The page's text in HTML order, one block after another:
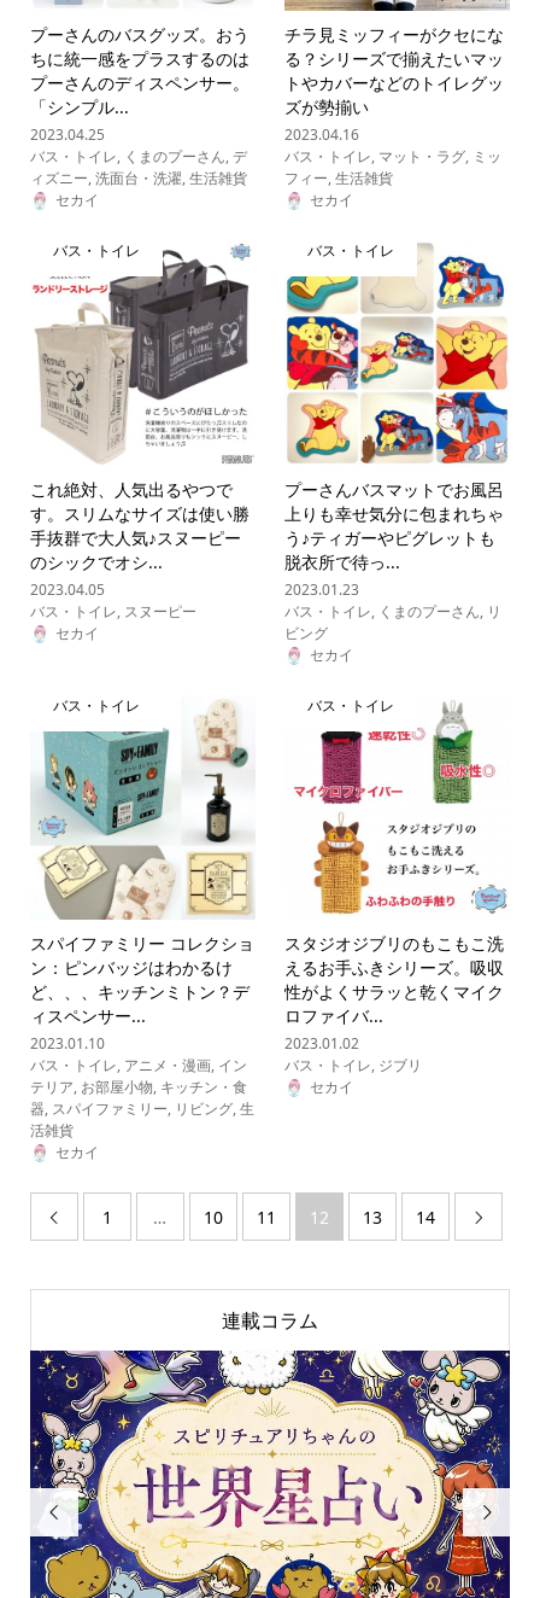
プーさんのバスグッズ。おう
ちに統一感をプラスするのは
プーさんのディスペンサー。
「シンプル...
2023.04.25
バス・トイレ, くまのプーさん,デ
ィズニー,洗面台・洗濯,生活雑貨
セカイ
チラ見ミッフィーがクセにな
る？シリーズで揃えたいマッ
トやカバーなどのトイレグッ
ズが勢揃い
2023.04.16
バス・トイレ, マット・ラグ, ミッ
フィー,生活雑貨
セカイ
バス・トイレ
これ絶対、人気出るやつで
す。スリムなサイズは使い勝
手抜群で大人気♪スヌーピー
のシックでオシ...
2023.04.05
バス・トイレ, スヌーピー
セカイ
バス・トイレ
プーさんバスマットでお風呂
上りも幸せ気分に包まれちゃ
う♪ティガーやピグレットも
脱衣所で待っ...
2023.01.23
バス・トイレ, くまのプーさん, リ
ビング
セカイ
バス・トイレ
スパイファミリー コレクショ
ン：ピンバッジはわかるけ
ど、、、キッチンミトン？デ
ィスペンサー...
2023.01.10
バス・トイレ, アニメ・漫画, イン
テリア, お部屋小物, キッチン・食
器, スパイファミリー, リビング,生
活雑貨
セカイ
バス・トイレ
スタジオジブリのもこもこ洗
えるお手ふきシリーズ。吸収
性がよくサラッと乾くマイク
ロファイバ...
2023.01.02
バス・トイレ, ジブリ
セカイ
 1 … 10 11 12 13 14 
連載コラム
 